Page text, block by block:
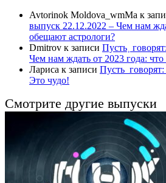
Avtorinok Moldova_wmMa к
выпуск 22.12.2022 – Чем нам
обещают астрологи?
Dmitrov к записи Пусть˲
Чем нам ждать от 2023 года:
Лариса к записи
Это чудо!
Смотрите другие выпуски